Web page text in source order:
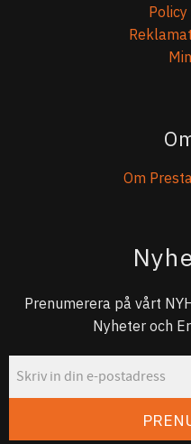
Policy
Om
Prenumerera på vårt
Nyheter och